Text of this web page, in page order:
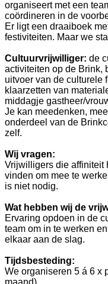
organiseert met een
coördineren in de
Er ligt een draaiboek
festiviteiten. Maar we
Cultuurvrijwilliger: de
activiteiten op de Brink,
uitvoer van de culturele
klaarzetten van
middagje gastheer/
Je kan meedenken,
onderdeel van de
zelf.
Wij vragen:
Vrijwilligers die affiniteit
vinden om mee te
is niet nodig.
Wat hebben wij de
Ervaring opdoen in de
team om in te werken
elkaar aan de slag.
Tijdsbesteding:
We organiseren 5 á 6 x
maand)